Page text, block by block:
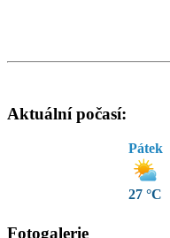
Aktuální počasí:
Pátek
27 °C
Fotogalerie